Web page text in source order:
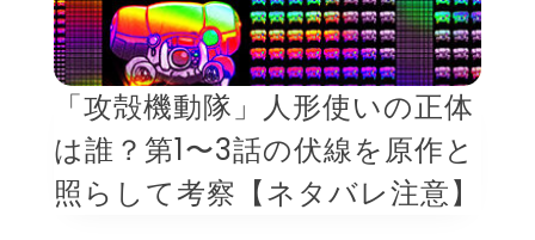
「攻殻機動隊」人形使いの正体
は誰？第1〜3話の伏線を原作と
照らして考察【ネタバレ注意】